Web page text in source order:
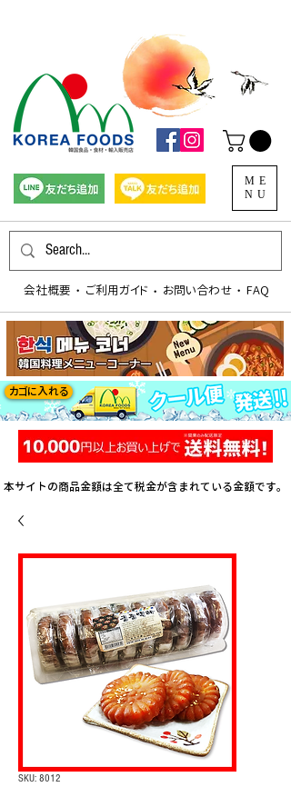
​ご利用ガイド お問い合わせ FAQ
会社概要 ​・ ​・
​・
ME
NU
カゴに入れる
本サイトの商品金額は全て税金が含まれている金額です。
SKU: 8012